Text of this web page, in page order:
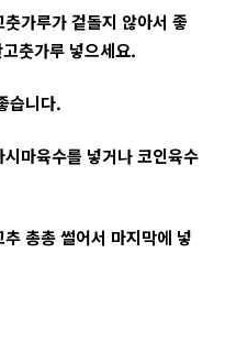
가루가 겉돌지 않아서 좋
춧가루 넣으세요.
습니다.
마육수를 넣거나 코인육수
총총 썰어서 마지막에 넣